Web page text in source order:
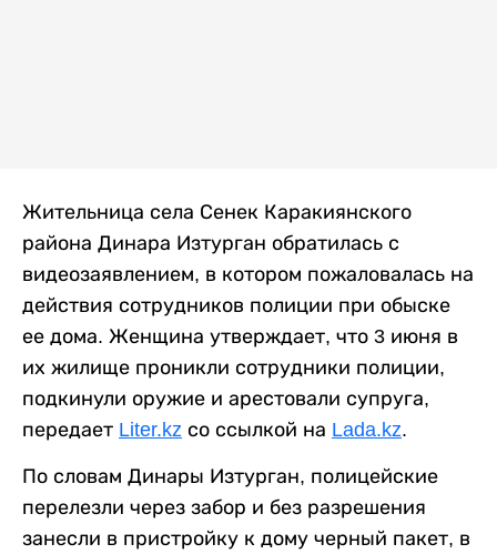
Жительница села Сенек Каракиянского
района Динара Изтурган обратилась с
видеозаявлением, в котором пожаловалась на
действия сотрудников полиции при обыске
ее дома. Женщина утверждает, что 3 июня в
их жилище проникли сотрудники полиции,
подкинули оружие и арестовали супруга,
передает Liter.kz со ссылкой на Lada.kz.
По словам Динары Изтурган, полицейские
перелезли через забор и без разрешения
занесли в пристройку к дому черный пакет, в